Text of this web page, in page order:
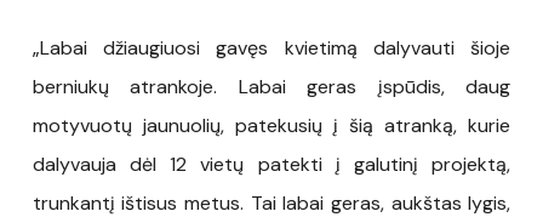
„Labai džiaugiuosi gavęs kvietimą dalyvauti šioje
berniukų atrankoje. Labai geras įspūdis, daug
motyvuotų jaunuolių, patekusių į šią atranką, kurie
dalyvauja dėl 12 vietų patekti į galutinį projektą,
trunkantį ištisus metus. Tai labai geras, aukštas lygis,